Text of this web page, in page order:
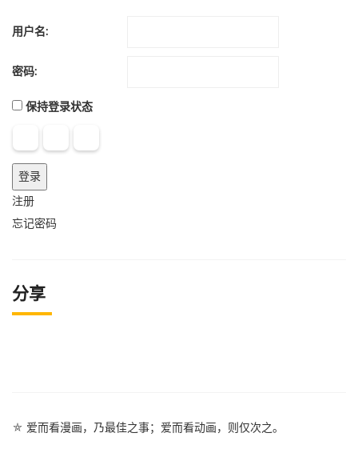
用户名:
密码:
保持登录状态
登录
注册
忘记密码
分享
⛤ 爱而看漫画，乃最佳之事；爱而看动画，则仅次之。